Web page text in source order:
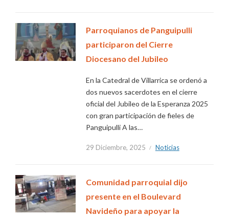
Parroquianos de Panguipulli
participaron del Cierre
Diocesano del Jubileo
En la Catedral de Villarrica se ordenó a
dos nuevos sacerdotes en el cierre
oficial del Jubileo de la Esperanza 2025
con gran participación de fieles de
Panguipulli A las…
29 Diciembre, 2025 Noticias
Comunidad parroquial dijo
presente en el Boulevard
Navideño para apoyar la